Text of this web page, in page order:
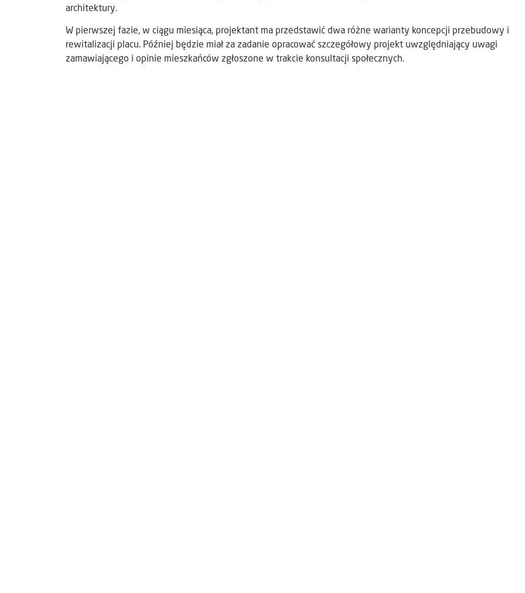
architektury.
W pierwszej fazie, w ciągu miesiąca, projektant ma przedstawić dwa różne warianty koncepcji przebudowy i
rewitalizacji placu. Później będzie miał za zadanie opracować szczegółowy projekt uwzględniający uwagi
zamawiającego i opinie mieszkańców zgłoszone w trakcie konsultacji społecznych.